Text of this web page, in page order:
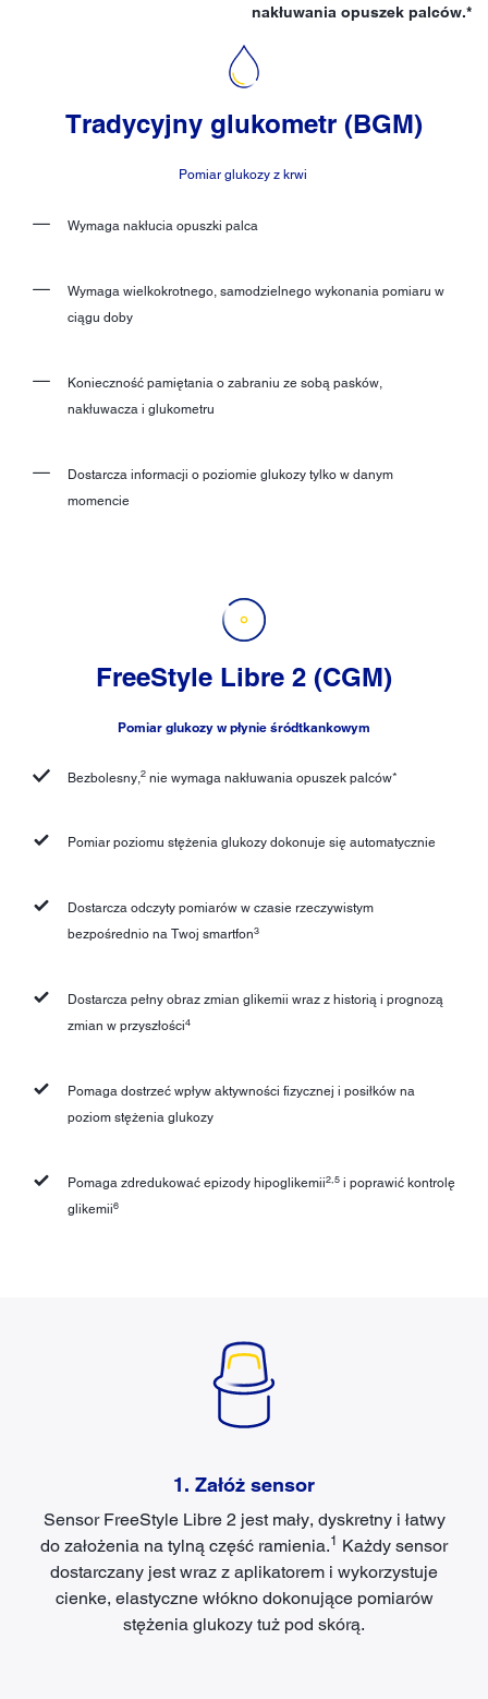
nakłuwania opuszek palców.*
Tradycyjny glukometr (BGM)
Pomiar glukozy z krwi
Wymaga nakłucia opuszki palca
Wymaga wielkokrotnego, samodzielnego wykonania pomiaru w
ciągu doby
Konieczność pamiętania o zabraniu ze sobą pasków,
nakłuwacza i glukometru
Dostarcza informacji o poziomie glukozy tylko w danym
momencie
FreeStyle Libre 2 (CGM)
Pomiar glukozy w płynie śródtkankowym
Bezbolesny, 2 nie wymaga nakłuwania opuszek palców*
Pomiar poziomu stężenia glukozy dokonuje się automatycznie
Dostarcza odczyty pomiarów w czasie rzeczywistym
bezpośrednio na Twoj smartfon3
Dostarcza pełny obraz zmian glikemii wraz z historią i prognozą
zmian w przyszłości4
Pomaga dostrzeć wpływ aktywności fizycznej i posiłków na
poziom stężenia glukozy
Pomaga zdredukować epizody hipoglikemii2,5 i poprawić kontrolę
glikemii6
1. Załóż sensor
Sensor FreeStyle Libre 2 jest mały, dyskretny i łatwy
do założenia na tylną część ramienia.1 Każdy sensor
dostarczany jest wraz z aplikatorem i wykorzystuje
cienke, elastyczne włókno dokonujące pomiarów
stężenia glukozy tuż pod skórą.